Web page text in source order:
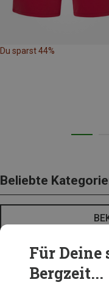
Du sparst 44%
Beliebte
Für Deine
Bergzeit...